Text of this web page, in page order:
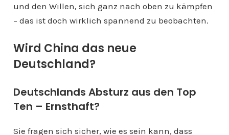
und den Willen, sich ganz nach oben zu kämpfen
– das ist doch wirklich spannend zu beobachten.
Wird China das neue
Deutschland?
Deutschlands Absturz aus den Top
Ten – Ernsthaft?
Sie fragen sich sicher, wie es sein kann, dass